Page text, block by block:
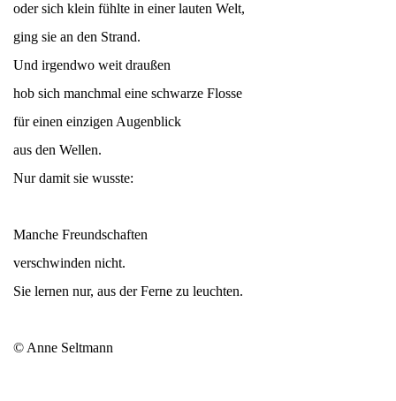
oder sich klein fühlte in einer lauten Welt,
ging sie an den Strand.
Und irgendwo weit draußen
hob sich manchmal eine schwarze Flosse
für einen einzigen Augenblick
aus den Wellen.
Nur damit sie wusste:
Manche Freundschaften
verschwinden nicht.
Sie lernen nur, aus der Ferne zu leuchten.
© Anne Seltmann